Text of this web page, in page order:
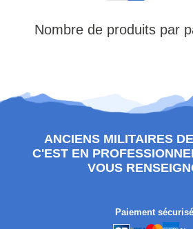
Nombre de produits par
ANCIENS MILITAIRES
C'EST EN
VOUS
Paiement sécurisé